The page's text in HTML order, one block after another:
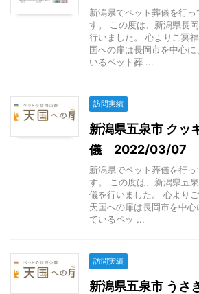
新潟県でペット葬儀を行
す。 この度は、新潟県長
行いました。 心よりご冥
国への扉は長岡市を中心
いるペット葬 ...
訪問実績
新潟県五泉市 クッ
儀 2022/03/07
新潟県でペット葬儀を行
す。 この度は、新潟県五
儀を行いました。 心より
天国への扉は長岡市を中
ているペッ ...
訪問実績
新潟県五泉市 うさ